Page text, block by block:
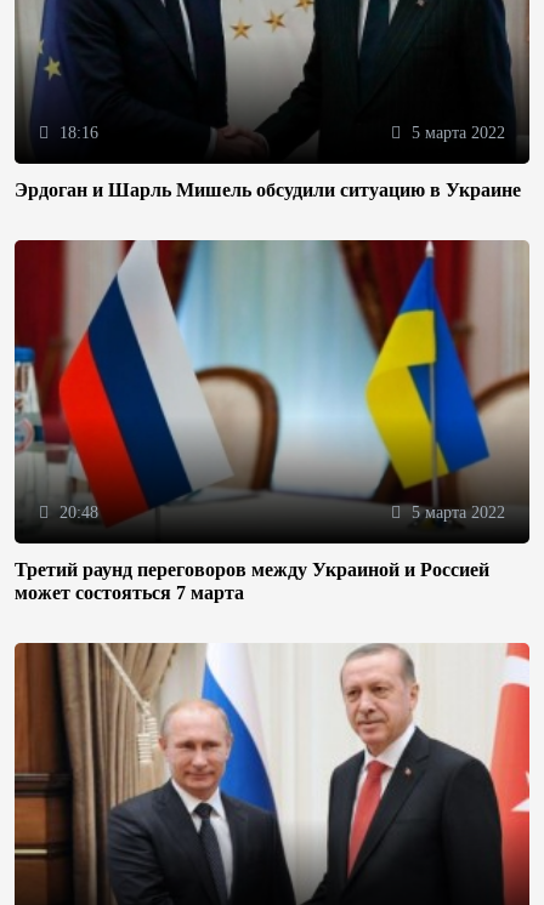
18:16 5 марта 2022
Эрдоган и Шарль Мишель обсудили ситуацию в Украине
20:48 5 марта 2022
Третий раунд переговоров между Украиной и Россией
может состояться 7 марта